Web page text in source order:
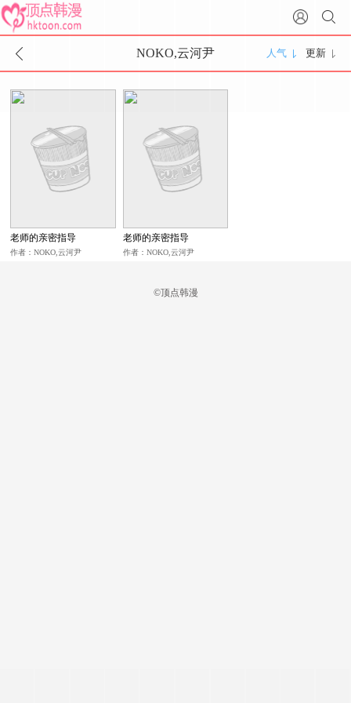
NOKO,云河尹 人气 更新
老师的亲密指导
作者：NOKO,云河尹
老师的亲密指导
作者：NOKO,云河尹
©顶点韩漫